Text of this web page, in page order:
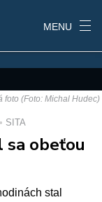
MENU
foto (Foto: Michal Hudec)
SITA
obeťou
stal